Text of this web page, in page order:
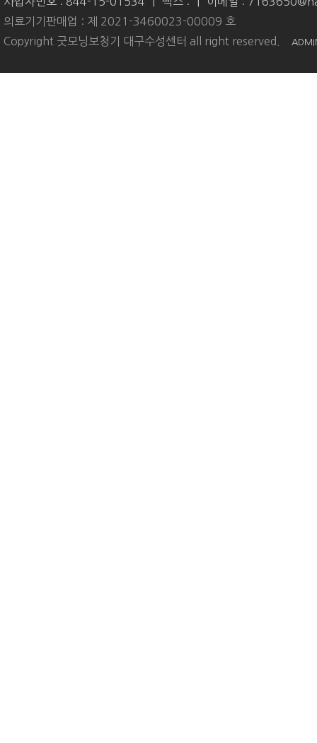
의료기기판매업 : 제 2021-3460023-00009 호
Copyright 굿모닝보청기 대구수성센터 all right reserved.